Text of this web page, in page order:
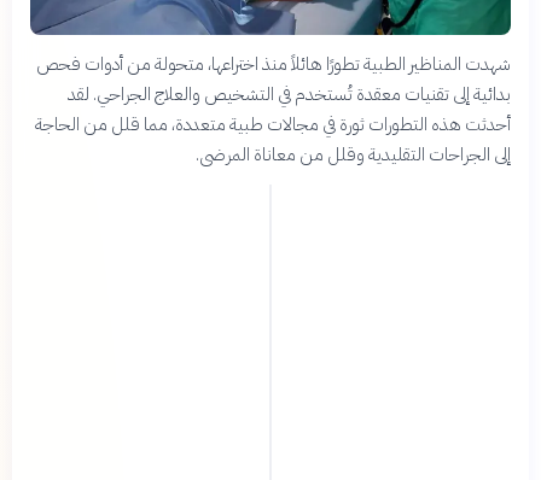
شهدت المناظير الطبية تطورًا هائلاً منذ اختراعها، متحولة من أدوات فحص
بدائية إلى تقنيات معقدة تُستخدم في التشخيص والعلاج الجراحي. لقد
أحدثت هذه التطورات ثورة في مجالات طبية متعددة، مما قلل من الحاجة
إلى الجراحات التقليدية وقلل من معاناة المرضى.